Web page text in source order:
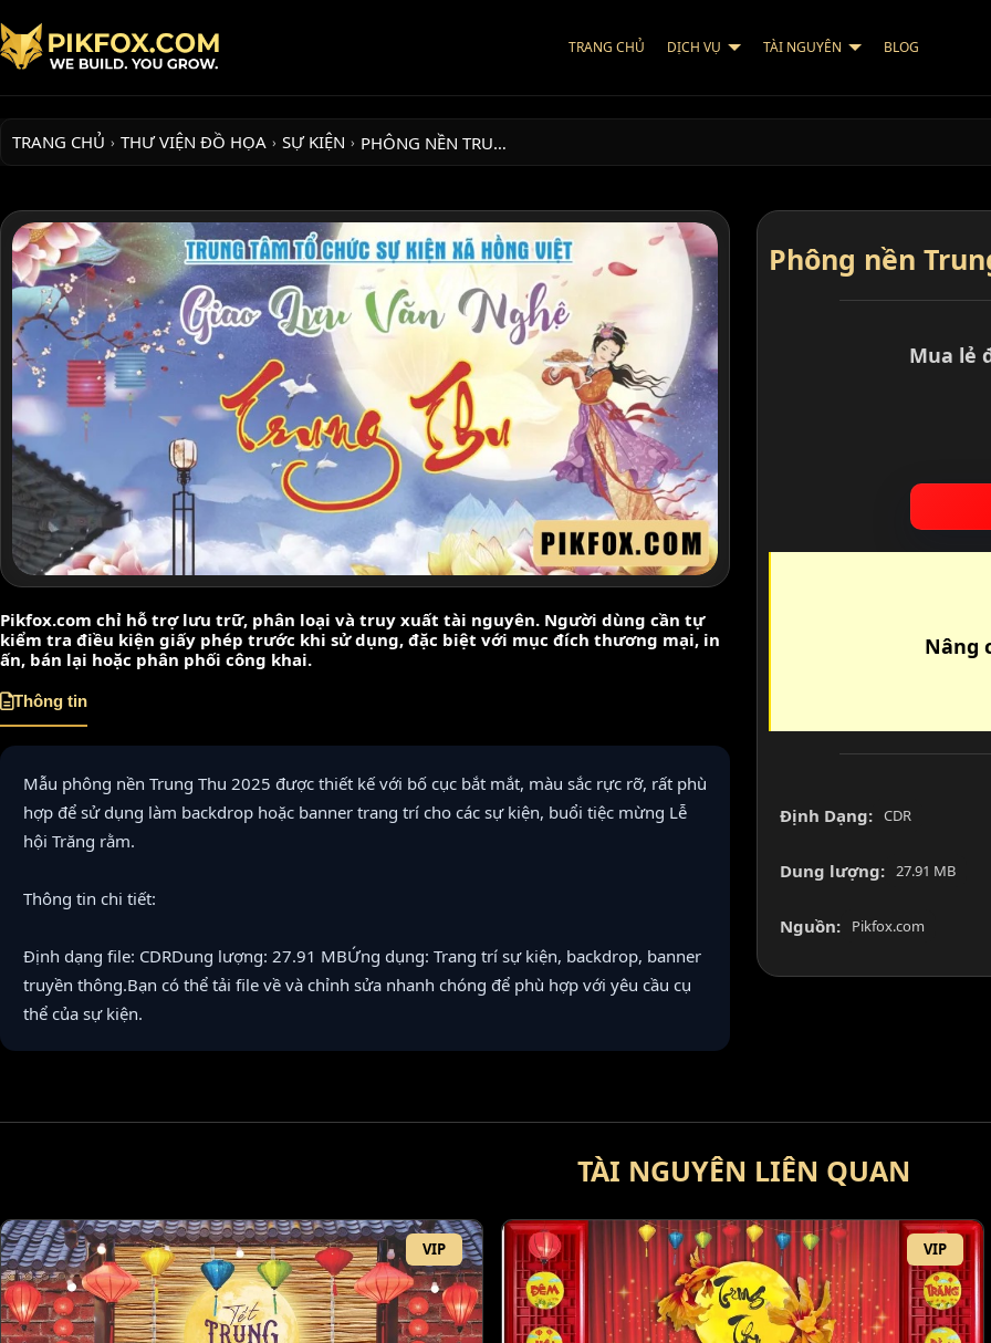
TRANG CHỦ DỊCH VỤ TÀI NGUYÊN BLOG
TRANG CHỦ › THƯ VIỆN ĐỒ HỌA › SỰ KIỆN › PHÔNG NỀN TRU…
Pikfox.com chỉ hỗ trợ lưu trữ, phân loại và truy xuất tài nguyên. Người dùng cần tự
kiểm tra điều kiện giấy phép trước khi sử dụng, đặc biệt với mục đích thương mại, in
ấn, bán lại hoặc phân phối công khai.
Thông tin
Mẫu phông nền Trung Thu 2025 được thiết kế với bố cục bắt mắt, màu sắc rực rỡ, rất phù
hợp để sử dụng làm backdrop hoặc banner trang trí cho các sự kiện, buổi tiệc mừng Lễ
hội Trăng rằm.
Thông tin chi tiết:
Định dạng file: CDRDung lượng: 27.91 MBỨng dụng: Trang trí sự kiện, backdrop, banner
truyền thông.Bạn có thể tải file về và chỉnh sửa nhanh chóng để phù hợp với yêu cầu cụ
thể của sự kiện.
Phông nền
Mua lẻ
Nâng
Định Dạng: CDR
Dung lượng: 27.91 MB
Nguồn: Pikfox.com
TÀI NGUYÊN LIÊN QUAN
VIP VIP